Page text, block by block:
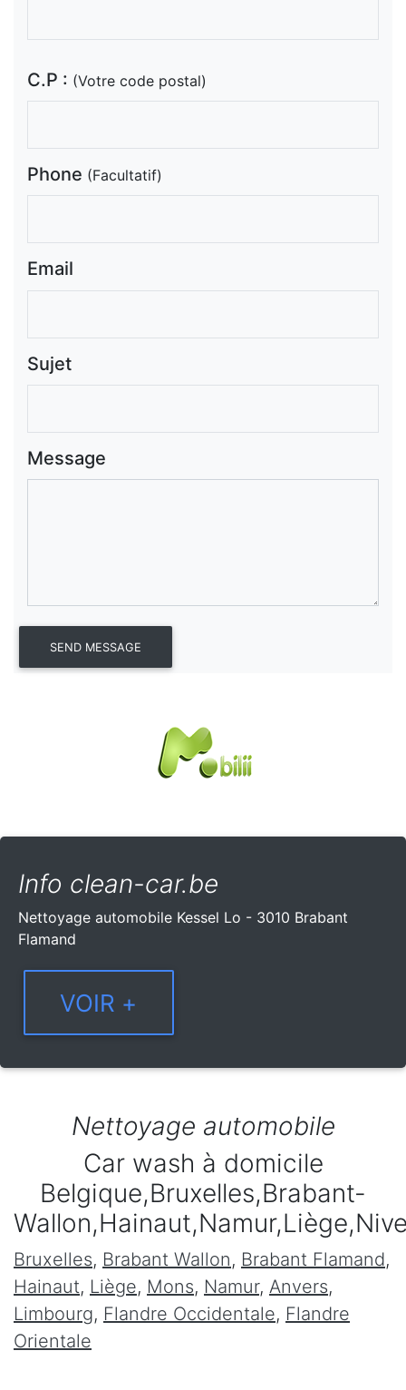
C.P : (Votre code postal)
Phone (Facultatif)
Email
Sujet
Message
Info clean-car.be
Nettoyage automobile Kessel Lo - 3010 Brabant
Flamand
Nettoyage automobile
Car wash à domicile
Belgique,Bruxelles,Brabant-
Bruxelles, Brabant Wallon, Brabant Flamand,
Hainaut, Liège, Mons, Namur, Anvers,
Limbourg, Flandre Occidentale, Flandre
Orientale